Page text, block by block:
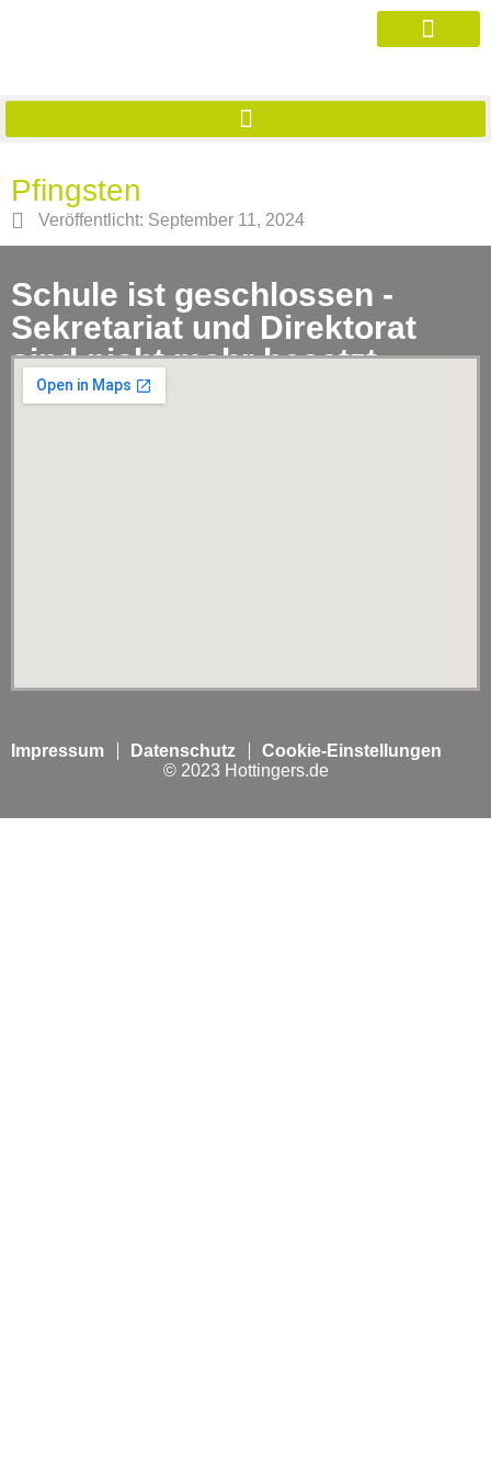
Pfingsten
Veröffentlicht: September 11, 2024
Schule ist geschlossen -
Sekretariat und Direktorat
sind nicht mehr besetzt.
Impressum Datenschutz
Cookie-Einstellungen
© 2023 Hottingers.de